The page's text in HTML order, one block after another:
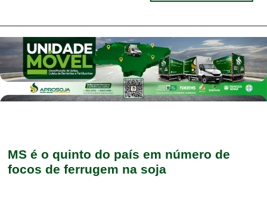
MS é o quinto do país em número de
focos de ferrugem na soja